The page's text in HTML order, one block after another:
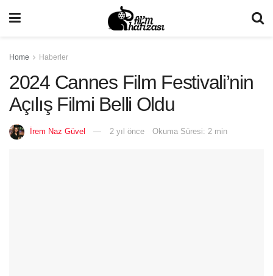
Home Haberler
2024 Cannes Film Festivali’nin
Açılış Filmi Belli Oldu
İrem Naz Güvel 2 yıl önce Okuma Süresi: 2 min